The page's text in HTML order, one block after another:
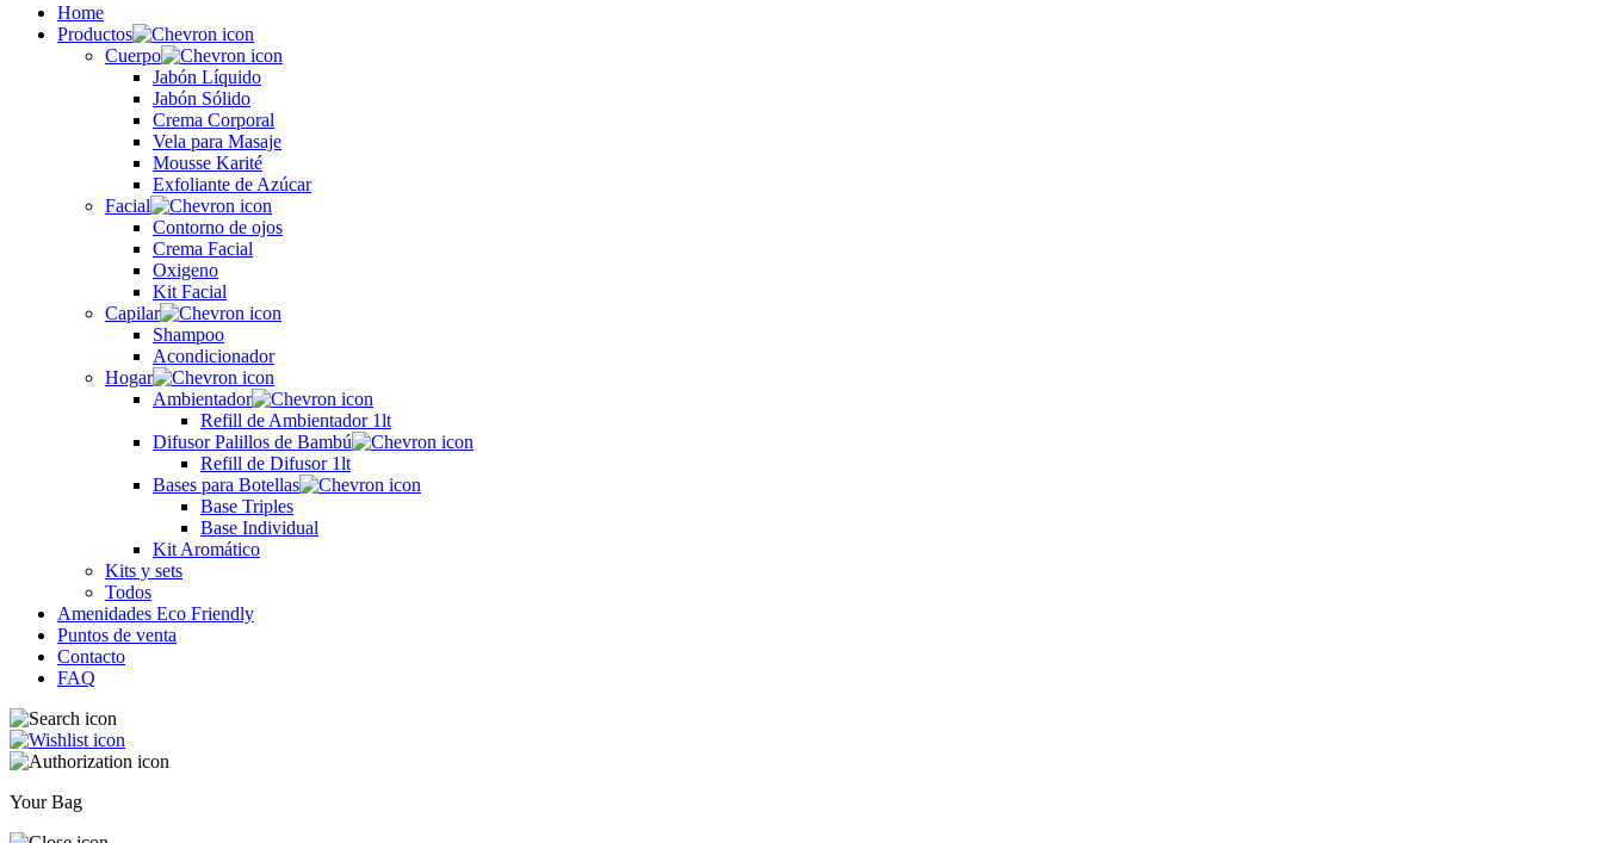
Home
Productos
Cuerpo
Jabón Líquido
Jabón Sólido
Crema Corporal
Vela para Masaje
Mousse Karité
Exfoliante de Azúcar
Facial
Contorno de ojos
Crema Facial
Oxigeno
Kit Facial
Capilar
Shampoo
Acondicionador
Hogar
Ambientador
Refill de Ambientador 1lt
Difusor Palillos de Bambú
Refill de Difusor 1lt
Bases para Botellas
Base Triples
Base Individual
Kit Aromático
Kits y sets
Todos
Amenidades Eco Friendly
Puntos de venta
Contacto
FAQ
Your Bag